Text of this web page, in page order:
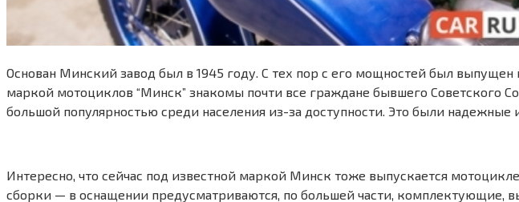
Основан Минский завод был в 1945 году. С тех пор с его мощностей был
маркой мотоциклов “Минск” знакомы почти все граждане бывшего Советского
большой популярностью среди населения из-за доступности. Это были
Интересно, что сейчас под известной маркой Минск тоже выпускается
сборки — в оснащении предусматриваются, по большей части, комплектующие,